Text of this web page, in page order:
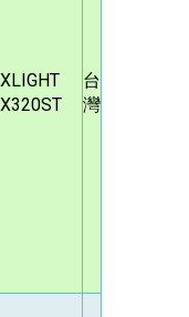
台
灣